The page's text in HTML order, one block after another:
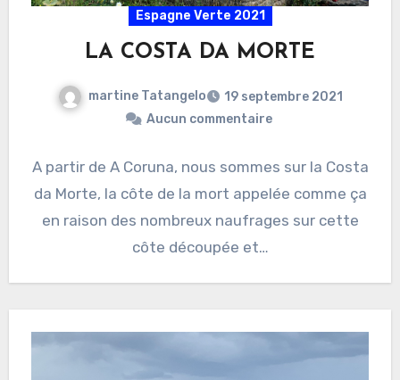
Espagne Verte 2021
LA COSTA DA MORTE
martine Tatangelo
19 septembre 2021
Aucun commentaire
A partir de A Coruna, nous sommes sur la Costa
da Morte, la côte de la mort appelée comme ça
en raison des nombreux naufrages sur cette
côte découpée et…